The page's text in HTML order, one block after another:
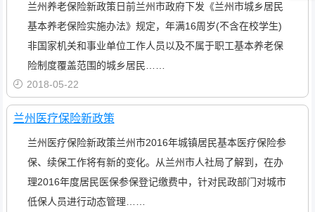
兰州养老保险新政策日前兰州市政府下发《兰州市城乡居民
基本养老保险实施办法》规定，年满16周岁(不含在校学生)
非国家机关和事业单位工作人员以及不属于职工基本养老保
险制度覆盖范围的城乡居民……
2018-05-22
兰州医疗保险新政策
兰州医疗保险新政策兰州市2016年城镇居民基本医疗保险参
保、续保工作将有新的变化。从兰州市人社局了解到，在办
理2016年度居民医保参保登记缴费中，针对民政部门对城市
低保人员进行动态管理……